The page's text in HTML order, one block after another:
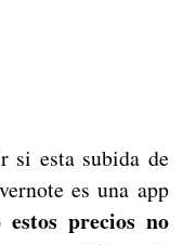
si esta subida de
es una app
precios no